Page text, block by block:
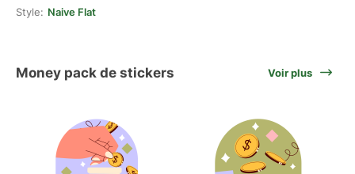
Style: Naive Flat
Money pack de stickers Voir plus